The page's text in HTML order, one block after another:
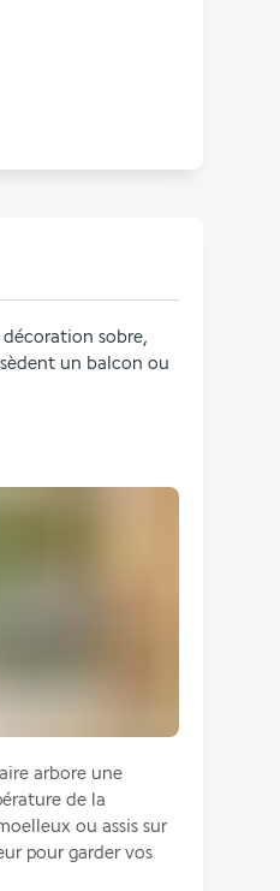
décoration sobre,
un balcon ou
arbore une
de la
ou assis sur
pour garder vos